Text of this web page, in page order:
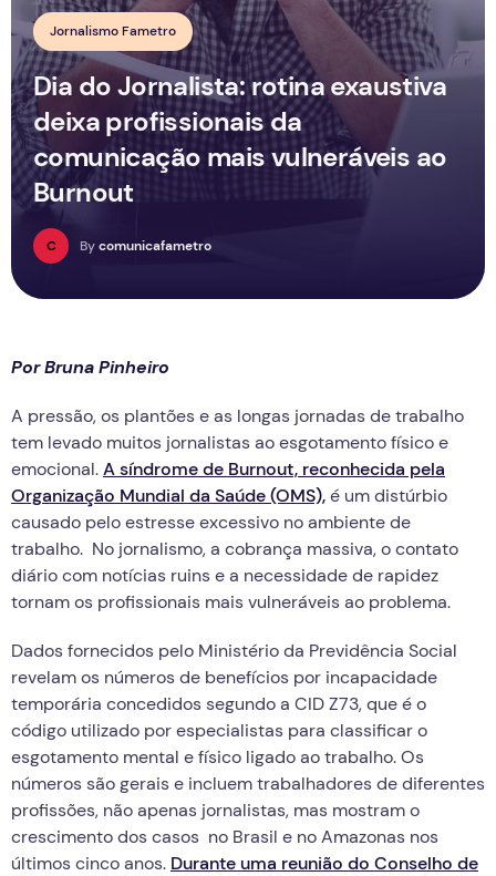
Jornalismo Fametro
Dia do Jornalista: rotina exaustiva
deixa profissionais da
comunicação mais vulneráveis ao
Burnout
C Bycomunicafametro
Por Bruna Pinheiro
A pressão, os plantões e as longas jornadas de trabalho
tem levado muitos jornalistas ao esgotamento físico e
emocional.A síndrome de Burnout, reconhecida pela
Organização Mundial da Saúde (OMS),é um distúrbio
causado pelo estresse excessivo no ambiente de
trabalho. No jornalismo, a cobrança massiva, o contato
diário com notícias ruins e a necessidade de rapidez
tornam os profissionais mais vulneráveis ao problema.
Dados fornecidos pelo Ministério da Previdência Social
revelam os números de benefícios por incapacidade
temporária concedidos segundo a CID Z73, que é o
código utilizado por especialistas para classificar o
esgotamento mental e físico ligado ao trabalho. Os
números são gerais e incluem trabalhadores de diferentes
profissões, não apenas jornalistas, mas mostram o
crescimento dos casos no Brasil e no Amazonas nos
últimos cinco anos. Durante uma reunião do Conselho de